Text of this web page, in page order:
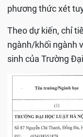
phương thức xét
Theo dự kiến, chỉ
ngành/khối ngành
sinh của Trường